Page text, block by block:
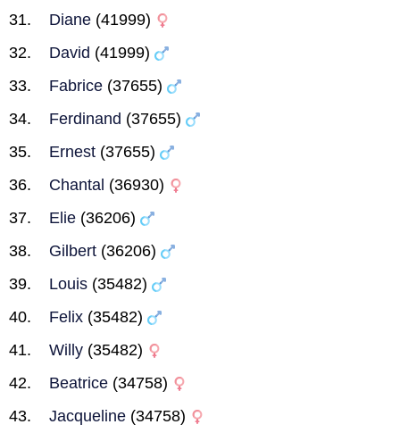
Diane (41999)
David (41999)
Fabrice (37655)
Ferdinand (37655)
Ernest (37655)
Chantal (36930)
Elie (36206)
Gilbert (36206)
Louis (35482)
Felix (35482)
Willy (35482)
Beatrice (34758)
Jacqueline (34758)